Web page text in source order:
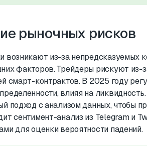
рыночных рисков
возникают из-за непредсказуемых
факторов. Трейдеры рискуют из-
смарт-контрактов. В 2025 году
влияя на
подход с анализом данных, чтобы
сентимент-анализ из Telegram и
для оценки вероятности падений.